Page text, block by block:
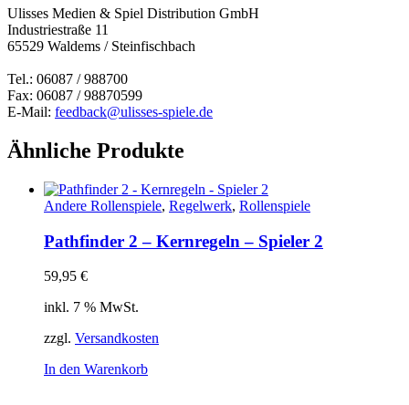
Ulisses Medien & Spiel Distribution GmbH
Industriestraße 11
65529 Waldems / Steinfischbach
Tel.: 06087 / 988700
Fax: 06087 / 98870599
E-Mail: feedback@ulisses-spiele.de
Ähnliche Produkte
Andere Rollenspiele, Regelwerk, Rollenspiele
Pathfinder 2 – Kernregeln – Spieler 2
59,95 €
inkl. 7 % MwSt.
zzgl. Versandkosten
In den Warenkorb